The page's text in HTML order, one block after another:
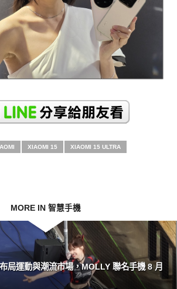
XIAOMI 15 XIAOMI 15 ULTRA
MORE IN 智慧手機
局運動與潮流市場，MOLLY 聯名手機 8 月